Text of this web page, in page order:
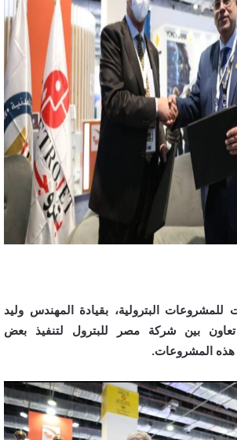
البترولية، بقيادة المهندس وليد
بين شركة مصر للبترول لتنفيذ بعض
المشروعات.